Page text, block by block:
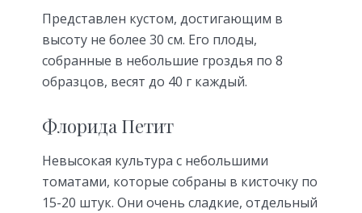
Представлен кустом, достигающим в
высоту не более 30 см. Его плоды,
собранные в небольшие гроздья по 8
образцов, весят до 40 г каждый.
Флорида Петит
Невысокая культура с небольшими
томатами, которые собраны в кисточку по
15-20 штук. Они очень сладкие, отдельный